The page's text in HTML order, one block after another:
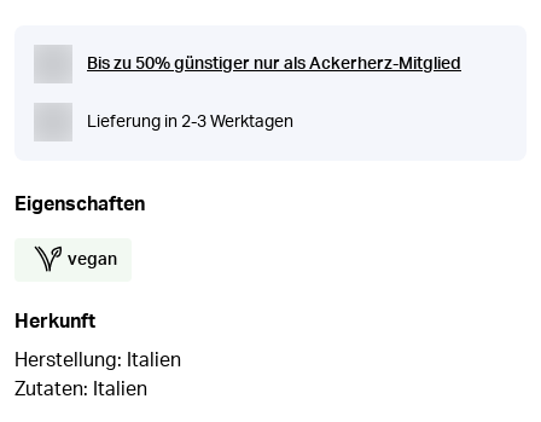
Bis zu 50% günstiger nur als Ackerherz-Mitglied
Lieferung in 2-3 Werktagen
Eigenschaften
vegan
Herkunft
Herstellung: Italien
Zutaten: Italien